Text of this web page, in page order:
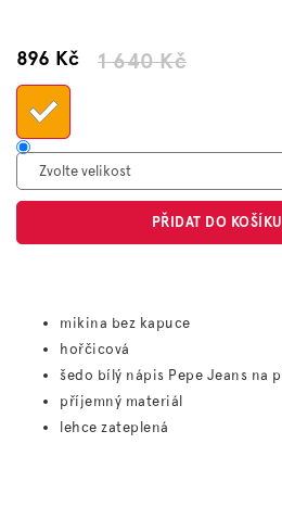
1 640 Kč
896 KčMěrná
PŘIDAT DO KOŠÍKU
mikina bez kapuce
hořčicová
šedo bílý nápis Pepe Jeans na
příjemný materiál
lehce zateplená